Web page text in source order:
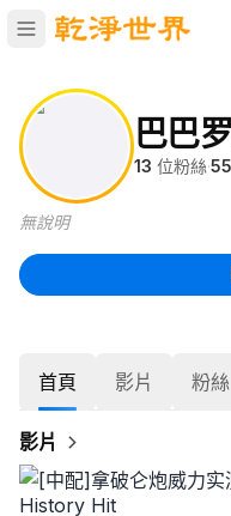
巴巴
13 位粉絲·
無說明
首頁 影片 粉絲
影片